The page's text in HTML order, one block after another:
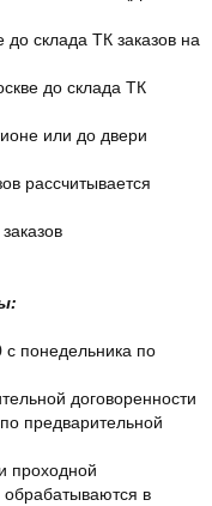
склада ТК заказов на
до склада ТК
или до двери
рассчитывается
с понедельника по
договоренности
предварительной
проходной
в